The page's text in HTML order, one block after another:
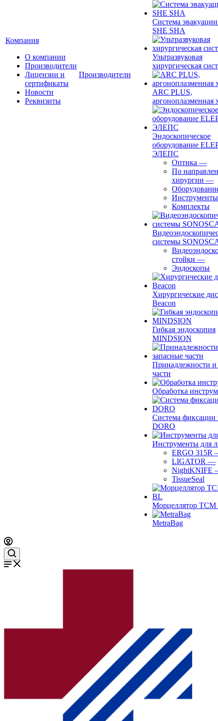
Компания
О компании
Производители
Лицензии и
сертификаты
Новости
Реквизиты
Производители
Система
SHE SHA
Ультразвуковая
хирургическая
ARC PLUS,
аргоноплазменная
Эндоскопическое
оборудование
ЭЛЕПС
Оптика —
По
хирургии —
Инструменты
Комплекты
системы
стойки —
Эндоскопы
Хирургические
Beacon
Гибкая эндоскопия
MINDSION
Принадлежности и
части
Обработка
Система фиксации
DORO
Инструменты для
ERGO 315R
LIGATOR —
NightKNIFE
TissueSeal
Морцеллятор ТСМ
MetraBag